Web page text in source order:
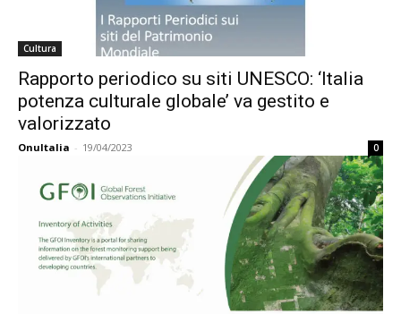
Cultura
Rapporto periodico su siti UNESCO: ‘Italia
potenza culturale globale’ va gestito e
valorizzato
OnuItalia - 19/04/2023 0